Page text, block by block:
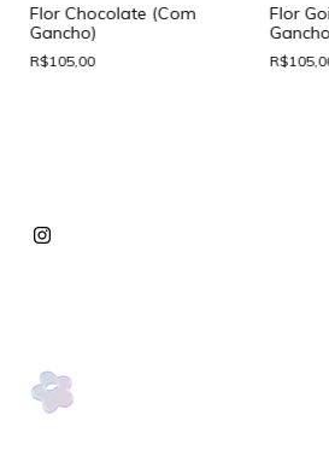
Flor Chocolate (Com
Gancho)
R$105,00
Flor